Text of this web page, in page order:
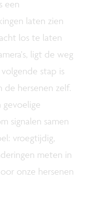
een
laten zien
los te laten
ligt de weg
stap is
hersenen zelf.
signalen samen
vroegtijdig,
meten in
onze hersenen